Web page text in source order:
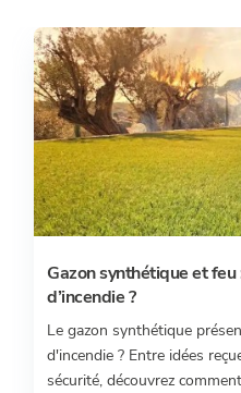
Gazon synthétique et
d’incendie ?
Le gazon synthétique
d'incendie ? Entre idées
sécurité, découvrez